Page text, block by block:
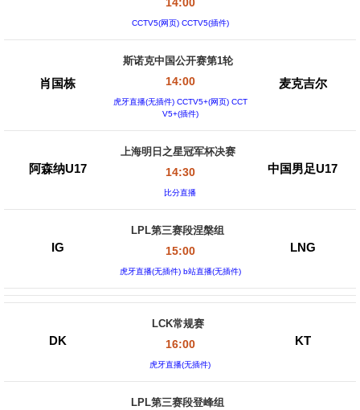
CCTV5(网页) CCTV5(插件)
肖国栋
斯诺克中国公开赛第1轮
14:00
虎牙直播(无插件) CCTV5+(网页) CCT
V5+(插件)
麦克吉尔
阿森纳U17
上海明日之星冠军杯决赛
14:30
比分直播
中国男足U17
IG
LPL第三赛段涅槃组
15:00
虎牙直播(无插件) b站直播(无插件)
LNG
DK
LCK常规赛
16:00
虎牙直播(无插件)
KT
LPL第三赛段登峰组